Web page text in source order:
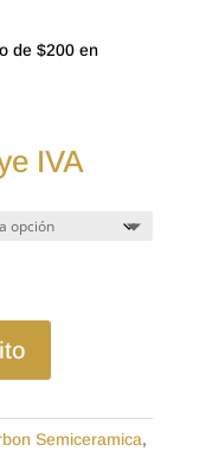
de $200 en
IVA
Semiceramica,